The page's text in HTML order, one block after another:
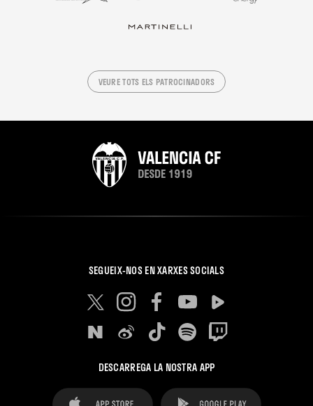
VEURE TOTS ELS PATROCINADORS
SEGUEIX-NOS EN XARXES SOCIALS
DESCARREGA LA NOSTRA APP